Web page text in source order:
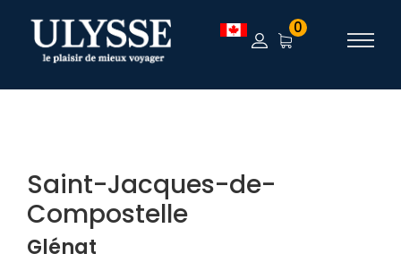
TEST 0
Saint-Jacques-de-
Compostelle
Glénat